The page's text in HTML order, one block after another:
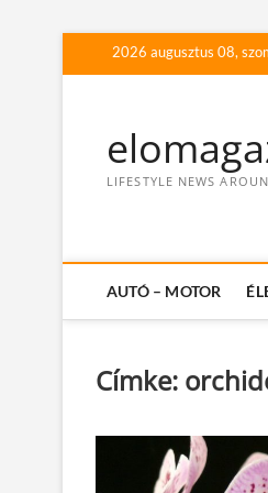
2026 augusztus 08,
LIFESTYLE NEWS
AUTÓ – MOTOR
Címke: